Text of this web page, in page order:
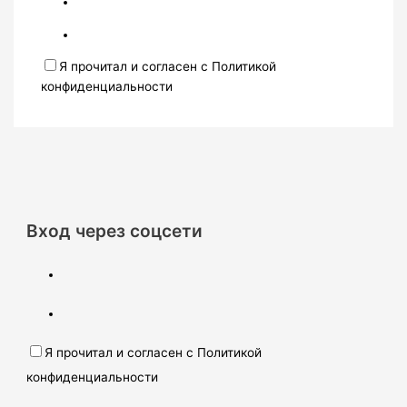
Я прочитал и согласен с Политикой
конфиденциальности
Вход через соцсети
Я прочитал и согласен с Политикой
конфиденциальности